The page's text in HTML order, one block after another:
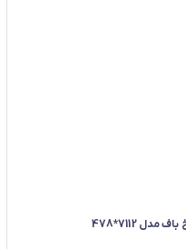
7112*478